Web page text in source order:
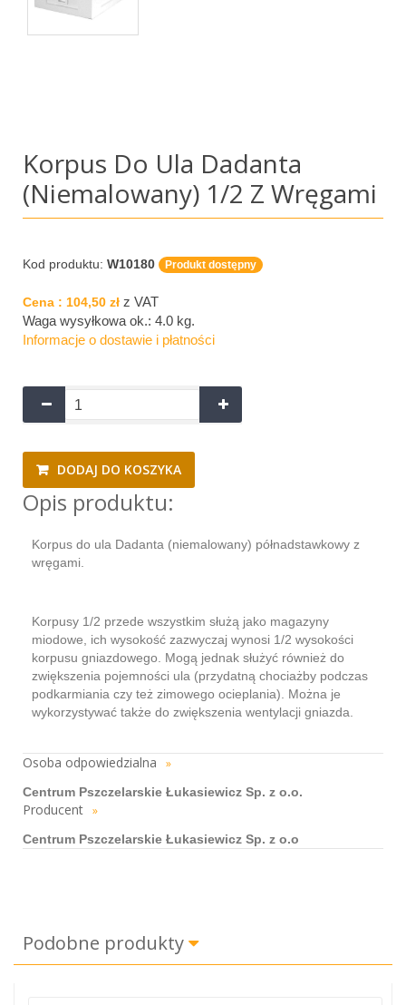
Korpus Do Ula Dadanta
(niemalowany) 1/2 Z Wręgami
Kod produktu: W10180 Produkt dostępny
Cena : 104,50 zł z VAT
Waga wysyłkowa ok.: 4.0 kg.
Informacje o dostawie i płatności
DODAJ DO KOSZYKA
Opis produktu:
Korpus do ula Dadanta (niemalowany) półnadstawkowy z
wręgami.
Korpusy 1/2 przede wszystkim służą jako magazyny
miodowe, ich wysokość zazwyczaj wynosi 1/2 wysokości
korpusu gniazdowego. Mogą jednak służyć również do
zwiększenia pojemności ula (przydatną chociażby podczas
podkarmiania czy też zimowego ocieplania). Można je
wykorzystywać także do zwiększenia wentylacji gniazda.
Osoba odpowiedzialna »
Centrum Pszczelarskie Łukasiewicz Sp. z o.o.
Producent »
Centrum Pszczelarskie Łukasiewicz Sp. z o.o
Podobne produkty